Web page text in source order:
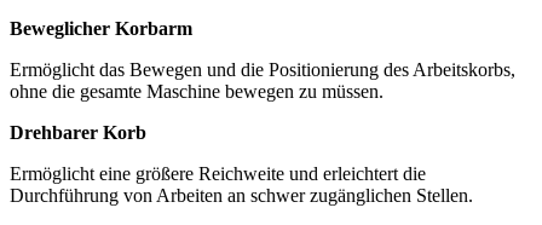
Beweglicher Korbarm
Ermöglicht das Bewegen und die Positionierung des Arbeitskorbs,
ohne die gesamte Maschine bewegen zu müssen.
Drehbarer Korb
Ermöglicht eine größere Reichweite und erleichtert die
Durchführung von Arbeiten an schwer zugänglichen Stellen.